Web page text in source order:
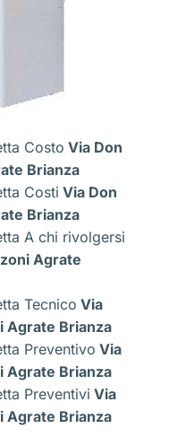
Costo Via Don
Brianza
Costi Via Don
Brianza
A chi rivolgersi
Agrate
Tecnico Via
Agrate Brianza
Preventivo Via
Agrate Brianza
Preventivi Via
Agrate Brianza